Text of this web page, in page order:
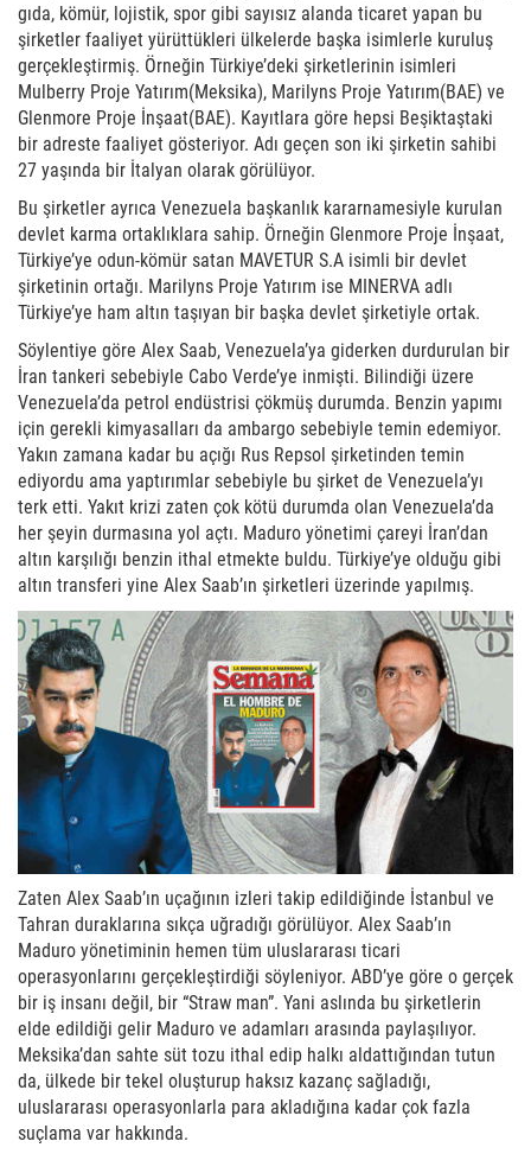
gıda, kömür, lojistik, spor gibi sayısız alanda ticaret yapan bu
şirketler faaliyet yürüttükleri ülkelerde başka isimlerle kuruluş
gerçekleştirmiş. Örneğin Türkiye’deki şirketlerinin isimleri
Mulberry Proje Yatırım(Meksika), Marilyns Proje Yatırım(BAE) ve
Glenmore Proje İnşaat(BAE). Kayıtlara göre hepsi Beşiktaştaki
bir adreste faaliyet gösteriyor. Adı geçen son iki şirketin sahibi
27 yaşında bir İtalyan olarak görülüyor.
Bu şirketler ayrıca Venezuela başkanlık kararnamesiyle kurulan
devlet karma ortaklıklara sahip. Örneğin Glenmore Proje İnşaat,
Türkiye’ye odun-kömür satan MAVETUR S.A isimli bir devlet
şirketinin ortağı. Marilyns Proje Yatırım ise MINERVA adlı
Türkiye’ye ham altın taşıyan bir başka devlet şirketiyle ortak.
Söylentiye göre Alex Saab, Venezuela’ya giderken durdurulan bir
İran tankeri sebebiyle Cabo Verde’ye inmişti. Bilindiği üzere
Venezuela’da petrol endüstrisi çökmüş durumda. Benzin yapımı
için gerekli kimyasalları da ambargo sebebiyle temin edemiyor.
Yakın zamana kadar bu açığı Rus Repsol şirketinden temin
ediyordu ama yaptırımlar sebebiyle bu şirket de Venezuela’yı
terk etti. Yakıt krizi zaten çok kötü durumda olan Venezuela’da
her şeyin durmasına yol açtı. Maduro yönetimi çareyi İran’dan
altın karşılığı benzin ithal etmekte buldu. Türkiye’ye olduğu gibi
altın transferi yine Alex Saab’ın şirketleri üzerinde yapılmış.
Zaten Alex Saab’ın uçağının izleri takip edildiğinde İstanbul ve
Tahran duraklarına sıkça uğradığı görülüyor. Alex Saab’ın
Maduro yönetiminin hemen tüm uluslararası ticari
operasyonlarını gerçekleştirdiği söyleniyor. ABD’ye göre o gerçek
bir iş insanı değil, bir “Straw man”. Yani aslında bu şirketlerin
elde edildiği gelir Maduro ve adamları arasında paylaşılıyor.
Meksika’dan sahte süt tozu ithal edip halkı aldattığından tutun
da, ülkede bir tekel oluşturup haksız kazanç sağladığı,
uluslararası operasyonlarla para akladığına kadar çok fazla
suçlama var hakkında.